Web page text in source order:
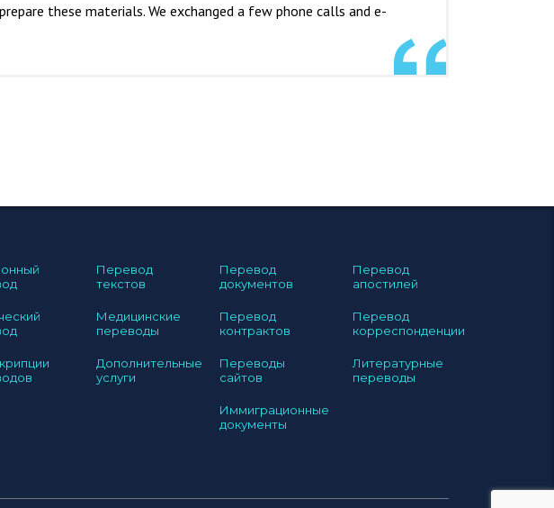
these materials. We exchanged a few phone calls and e-
Перевод
текстов
Медицинские
переводы
Дополнительные
услуги
Перевод
документов
Перевод
апостилей
Перевод
контрактов
Перевод
корреспонденции
Переводы
сайтов
Литературные
переводы
Иммиграционные
документы